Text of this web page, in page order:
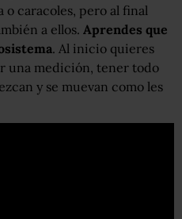
o caracoles, pero al final
a ellos. Aprendes que
. Al inicio quieres
una medición, tener todo
y se muevan como les